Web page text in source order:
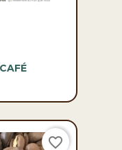
favorite_border